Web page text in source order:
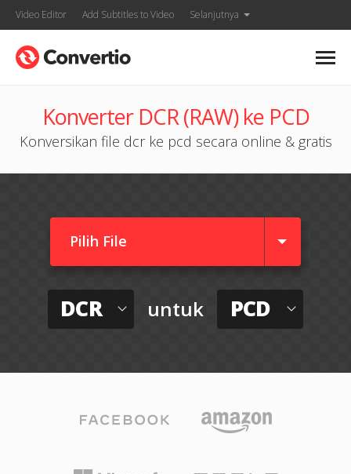
Video Editor Add Subtitles to Video Selanjutnya
Konverter DCR (RAW) ke PCD
Konversikan file dcr ke pcd secara online & gratis
Pilih File
DCR untuk PCD